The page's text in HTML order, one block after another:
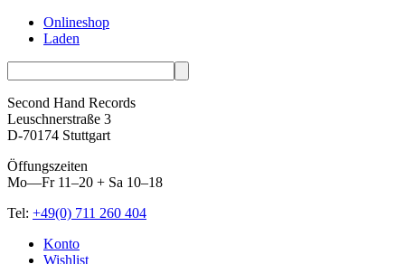
Onlineshop
Laden
Second Hand Records
Leuschnerstraße 3
D-70174 Stuttgart
Öffungszeiten
Mo—Fr 11–20 + Sa 10–18
Tel: +49(0) 711 260 404
Skip
Konto
Wishlist